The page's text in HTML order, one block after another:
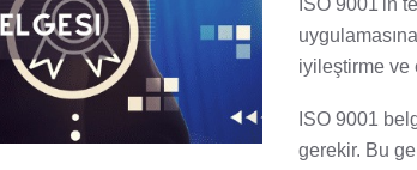
ISO 9001'in
iyileştirme ve
ISO 9001
gerekir. Bu